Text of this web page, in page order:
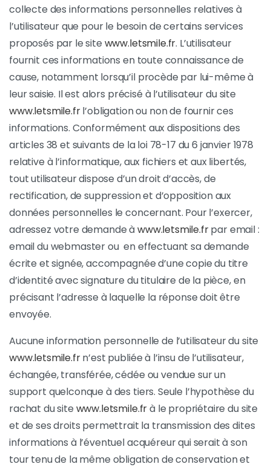
collecte des informations personnelles relatives à
l’utilisateur que pour le besoin de certains services
proposés par le site www.letsmile.fr. L’utilisateur
fournit ces informations en toute connaissance de
cause, notamment lorsqu’il procède par lui-même à
leur saisie. Il est alors précisé à l’utilisateur du site
www.letsmile.frl’obligation ou non de fournir ces
informations. Conformément aux dispositions des
articles 38 et suivants de la loi 78-17 du 6 janvier 1978
relative à l’informatique, aux fichiers et aux libertés,
tout utilisateur dispose d’un droit d’accès, de
rectification, de suppression et d’opposition aux
données personnelles le concernant. Pour l’exercer,
adressez votre demande àwww.letsmile.frpar email :
email du webmaster ou en effectuant sa demande
écrite et signée, accompagnée d’une copie du titre
d’identité avec signature du titulaire de la pièce, en
précisant l’adresse à laquelle la réponse doit être
envoyée.
Aucune information personnelle de l’utilisateur du site
www.letsmile.frn’est publiée à l’insu de l’utilisateur,
échangée, transférée, cédée ou vendue sur un
support quelconque à des tiers. Seule l’hypothèse du
rachat du site www.letsmile.frà le propriétaire du site
et de ses droits permettrait la transmission des dites
informations à l’éventuel acquéreur qui serait à son
tour tenu de la même obligation de conservation et